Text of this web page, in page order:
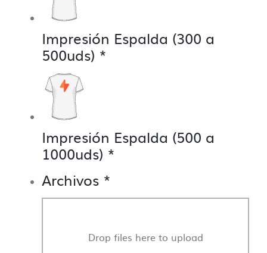
Impresión Espalda (300 a
500uds) *
Impresión Espalda (500 a
1000uds) *
Archivos *
Drop files here to upload
para el desarrollo de nuestro día a día y que la
producción sea lo más fluida y precisa posible.